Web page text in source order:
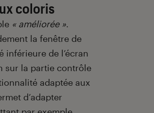
coloris
« améliorée ».
la fenêtre de
de l’écran
sur la partie contrôle
adaptée aux
d’adapter